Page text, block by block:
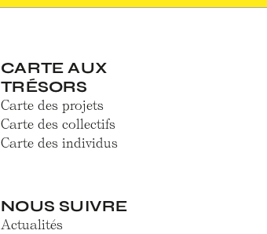
CARTE AUX
TRÉSORS
Carte des projets
Carte des collectifs
Carte des individus
NOUS SUIVRE
Actualités